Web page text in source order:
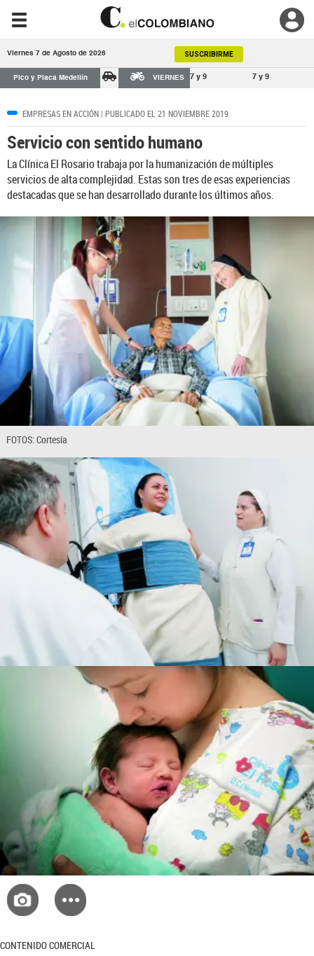
Viernes 7 de Agosto de 2026 SUSCRIBIRME
Pico y Placa Medellín VIERNES 7 y 9 7 y 9
EMPRESAS EN ACCIÓN | PUBLICADO EL 21 NOVIEMBRE 2019
Servicio con sentido humano
La Clínica El Rosario trabaja por la humanización de múltiples
servicios de alta complejidad. Estas son tres de esas experiencias
destacadas que se han desarrollado durante los últimos años.
FOTOS: Cortesía
CONTENIDO COMERCIAL